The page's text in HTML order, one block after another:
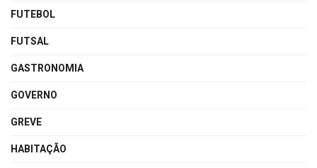
FUTEBOL
FUTSAL
GASTRONOMIA
GOVERNO
GREVE
HABITAÇÃO